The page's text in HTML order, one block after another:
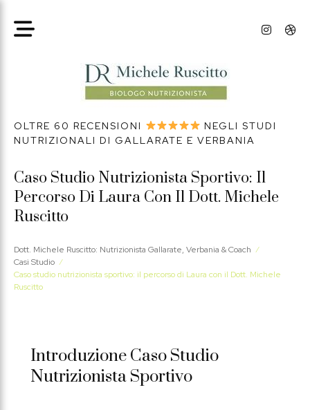
OLTRE 60 RECENSIONI
NEGLI STUDI
NUTRIZIONALI DI GALLARATE E VERBANIA
Caso Studio Nutrizionista Sportivo: Il
Percorso Di Laura Con Il Dott. Michele
Ruscitto
Dott. Michele Ruscitto: Nutrizionista Gallarate, Verbania & Coach ⁄
Casi Studio ⁄
Caso studio nutrizionista sportivo: il percorso di Laura con il Dott. Michele
Ruscitto
Introduzione Caso Studio
Nutrizionista Sportivo